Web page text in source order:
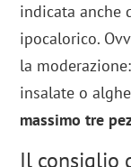
indicata anche
ipocalorico.
la
insalate o
massimo tre
Il consiglio